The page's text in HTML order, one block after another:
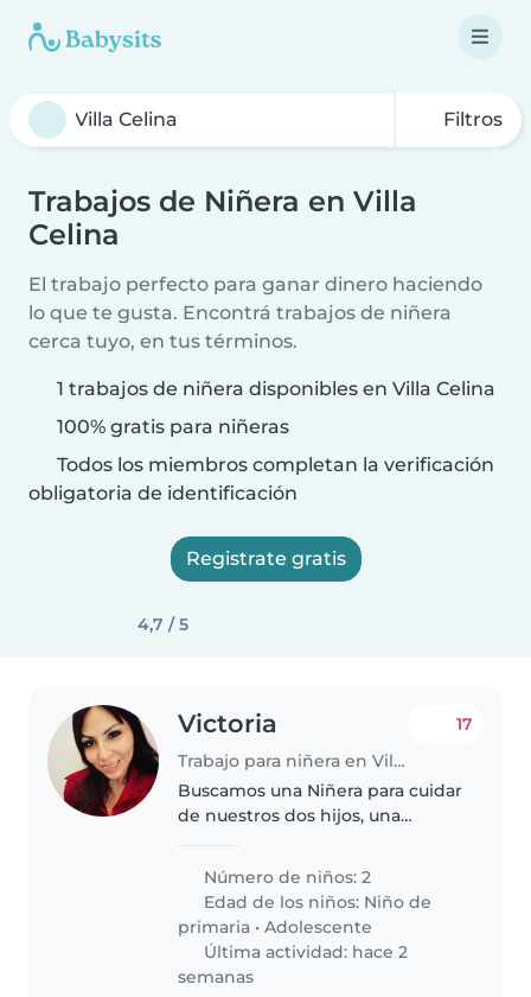
Filtros
Trabajos de Niñera en Villa
Celina
El trabajo perfecto para ganar dinero haciendo
lo que te gusta. Encontrá trabajos de niñera
cerca tuyo, en tus términos.
1 trabajos de niñera disponibles en Villa Celina
100% gratis para niñeras
Todos los miembros completan la verificación
obligatoria de identificación
Registrate gratis
4,7 / 5
Victoria
Trabajo para niñera en Villa Celina
17
Buscamos una Niñera para cuidar
de nuestros dos hijos, una
adolescente amigable de 13
años. Preferimos que sea alguien
cómodo con mascotas, cocinar,..
Número de niños: 2
Edad de los niños: Niño de
primaria •Adolescente
Última actividad: hace 2
semanas